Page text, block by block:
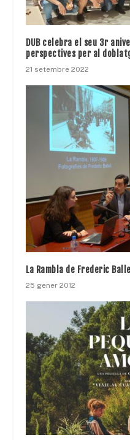
DUB celebra el seu 3r
perspectives per al
21 setembre 2022
La Rambla de Frederic
25 gener 2012